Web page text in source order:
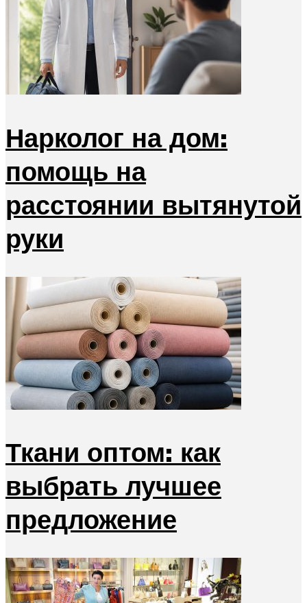
Нарколог на дом:
помощь на
расстоянии вытянутой
руки
Ткани оптом: как
выбрать лучшее
предложение